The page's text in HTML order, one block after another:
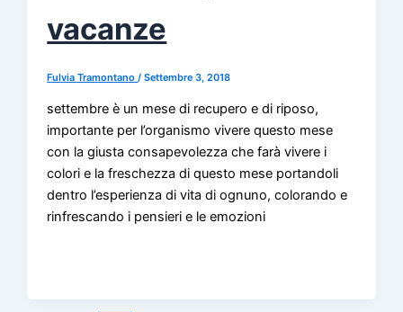
vacanze
Fulvia Tramontano/Settembre 3, 2018
settembre è un mese di recupero e di riposo,
importante per l’organismo vivere questo mese
con la giusta consapevolezza che farà vivere i
colori e la freschezza di questo mese portandoli
dentro l’esperienza di vita di ognuno, colorando e
rinfrescando i pensieri e le emozioni